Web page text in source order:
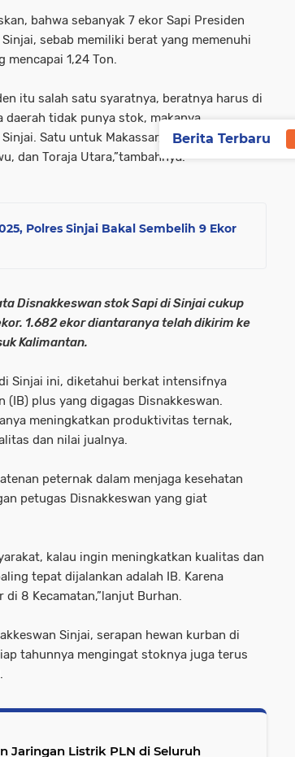
bahwa sebanyak 7 ekor Sapi Presiden
sebab memiliki berat yang memenuhi
mencapai 1,24 Ton.
itu salah satu syaratnya, beratnya harus di
daerah tidak punya stok, makanya
Satu untuk Makassar, lebihnya disebar
dan Toraja Utara,”tambahnya.
Polres Sinjai Bakal Sembelih 9 Ekor
Disnakkeswan stok Sapi di Sinjai cukup
1.682 ekor diantaranya telah dikirim ke
Kalimantan.
Sinjai ini, diketahui berkat intensifnya
(IB) plus yang digagas Disnakkeswan.
meningkatkan produktivitas ternak,
dan nilai jualnya.
peternak dalam menjaga kesehatan
petugas Disnakkeswan yang giat
kalau ingin meningkatkan kualitas dan
tepat dijalankan adalah IB. Karena
8 Kecamatan,”lanjut Burhan.
Sinjai, serapan hewan kurban di
tahunnya mengingat stoknya juga terus
Jaringan Listrik PLN di Seluruh
Berita Terbaru